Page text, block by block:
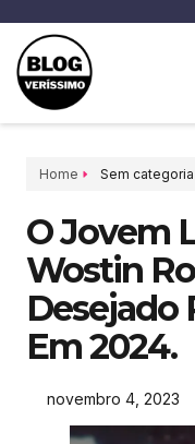
Home Sem categoria
O Jovem
Wostin
Desejado
Em 2024.
novembro 4, 2023